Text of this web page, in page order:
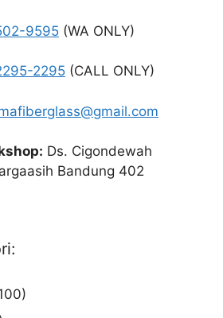
9595 (WA ONLY)
2295 (CALL ONLY)
Ds. Cigondewah
Bandung 402